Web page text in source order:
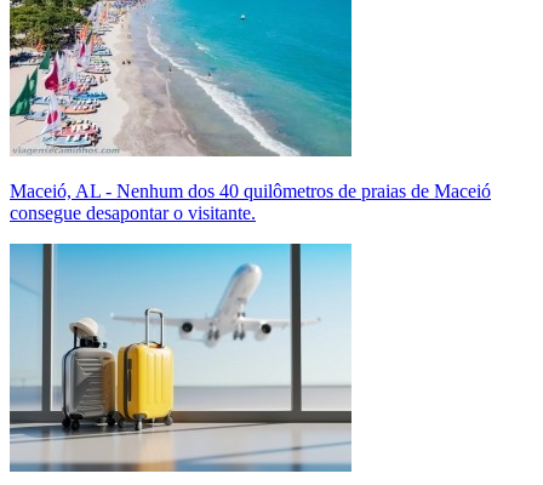
Maceió, AL - Nenhum dos 40 quilômetros de praias de Maceió
consegue desapontar o visitante.